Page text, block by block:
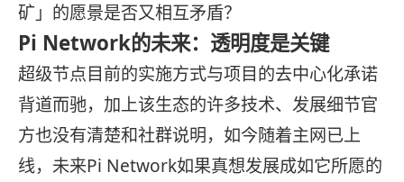
矿」的愿景是否又相互矛盾？
Pi Network的未来：透明度是关键
超级节点目前的实施方式与项目的去中心化承诺
背道而驰，加上该生态的许多技术、发展细节官
方也没有清楚和社群说明，如今随着主网已上
线，未来Pi Network如果真想发展成如它所愿的